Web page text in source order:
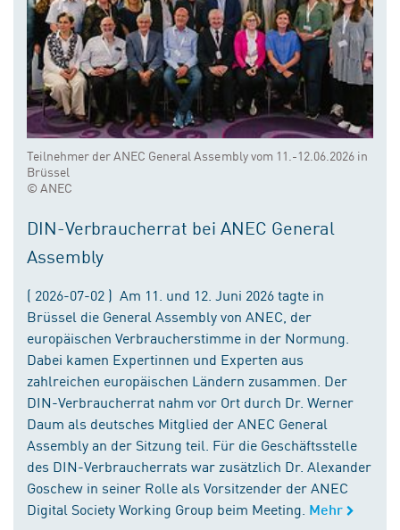
Teilnehmer der ANEC General Assembly vom 11.-12.06.2026 in
Brüssel
© ANEC
DIN-Verbraucherrat bei ANEC General
Assembly
( 2026-07-02 ) Am 11. und 12. Juni 2026 tagte in
Brüssel die General Assembly von ANEC, der
europäischen Verbraucherstimme in der Normung.
Dabei kamen Expertinnen und Experten aus
zahlreichen europäischen Ländern zusammen. Der
DIN-Verbraucherrat nahm vor Ort durch Dr. Werner
Daum als deutsches Mitglied der ANEC General
Assembly an der Sitzung teil. Für die Geschäftsstelle
des DIN-Verbraucherrats war zusätzlich Dr. Alexander
Goschew in seiner Rolle als Vorsitzender der ANEC
Digital Society Working Group beim Meeting. Mehr